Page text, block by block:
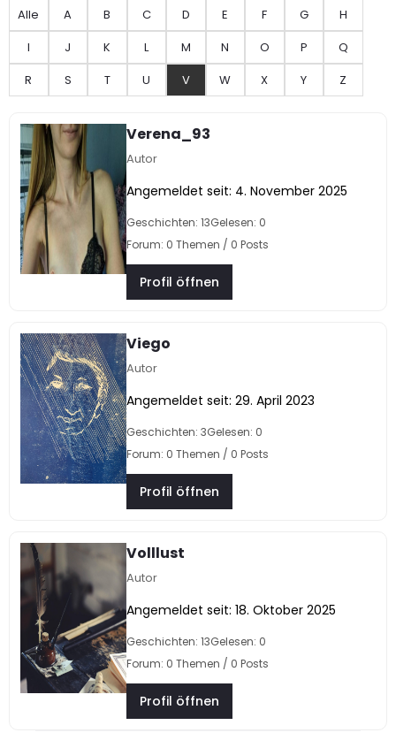
Alle A B C D E F G
H
I
J K L M N O P
Q
R
S T U V W X Y Z
Verena_93
Autor
Angemeldet seit: 4. November 2025
Geschichten: 13Gelesen: 0
Forum: 0 Themen / 0 Posts
Profil öffnen
Viego
Autor
Angemeldet seit: 29. April 2023
Geschichten: 3Gelesen: 0
Forum: 0 Themen / 0 Posts
Profil öffnen
Volllust
Autor
Angemeldet seit: 18. Oktober 2025
Geschichten: 13Gelesen: 0
Forum: 0 Themen / 0 Posts
Profil öffnen